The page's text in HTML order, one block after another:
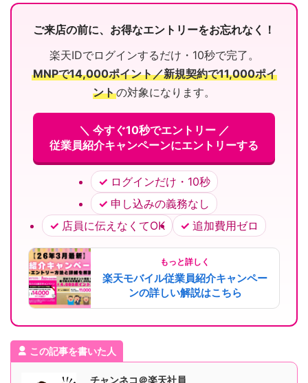
ご来店の前に、お得なエントリーをお忘れなく！
楽天IDでログインするだけ・10秒で完了。
MNPで14,000ポイント／新規契約で11,000ポイ
ントの対象になります。
＼ 今すぐ10秒でエントリー ／
従業員紹介キャンペーンにエントリーする
ログインだけ・10秒
申し込みの義務なし
店員に伝えなくてOK
追加費用ゼロ
もっと詳しく
楽天モバイル従業員紹介キャンペー
ンの詳しい解説はこちら
この記事を書いた人
チャンネコ＠楽天社員